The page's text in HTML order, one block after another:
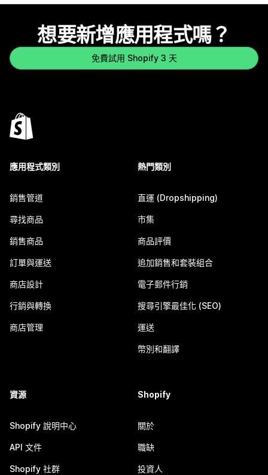
想要新增應用程式嗎？
免費試用 Shopify 3 天
應用程式類別
銷售管道
尋找商品
銷售商品
訂單與運送
商店設計
行銷與轉換
商店管理
熱門類別
直運 (Dropshipping)
市集
商品評價
追加銷售和套裝組合
電子郵件行銷
搜尋引擎最佳化 (SEO)
運送
幣別和翻譯
資源
Shopify 說明中心
API 文件
Shopify 社群
Shopify
關於
職缺
投資人